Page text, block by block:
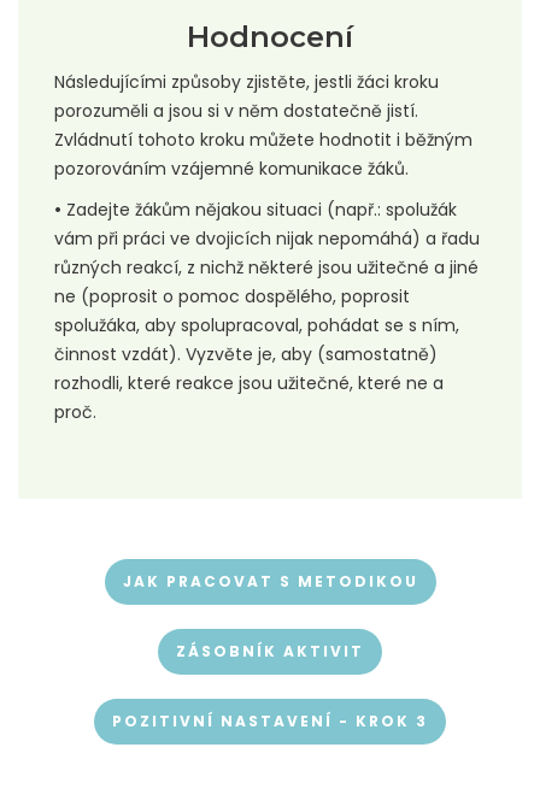
Hodnocení
Následujícími způsoby zjistěte, jestli žáci kroku
porozuměli a jsou si v něm dostatečně jistí.
Zvládnutí tohoto kroku můžete hodnotit i běžným
pozorováním vzájemné komunikace žáků.
• Zadejte žákům nějakou situaci (např.: spolužák
vám při práci ve dvojicích nijak nepomáhá) a řadu
různých reakcí, z nichž některé jsou užitečné a jiné
ne (poprosit o pomoc dospělého, poprosit
spolužáka, aby spolupracoval, pohádat se s ním,
činnost vzdát). Vyzvěte je, aby (samostatně)
rozhodli, které reakce jsou užitečné, které ne a
proč.
JAK PRACOVAT S METODIKOU
ZÁSOBNÍK AKTIVIT
POZITIVNÍ NASTAVENÍ - KROK 3